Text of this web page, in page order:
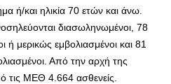
ή/και ηλικία 70 ετών και άνω.
διασωληνωμένοι, 78
ή μερικώς εμβολιασμένοι και 81
Από την αρχή της
τις ΜΕΘ 4.664 ασθενείς.